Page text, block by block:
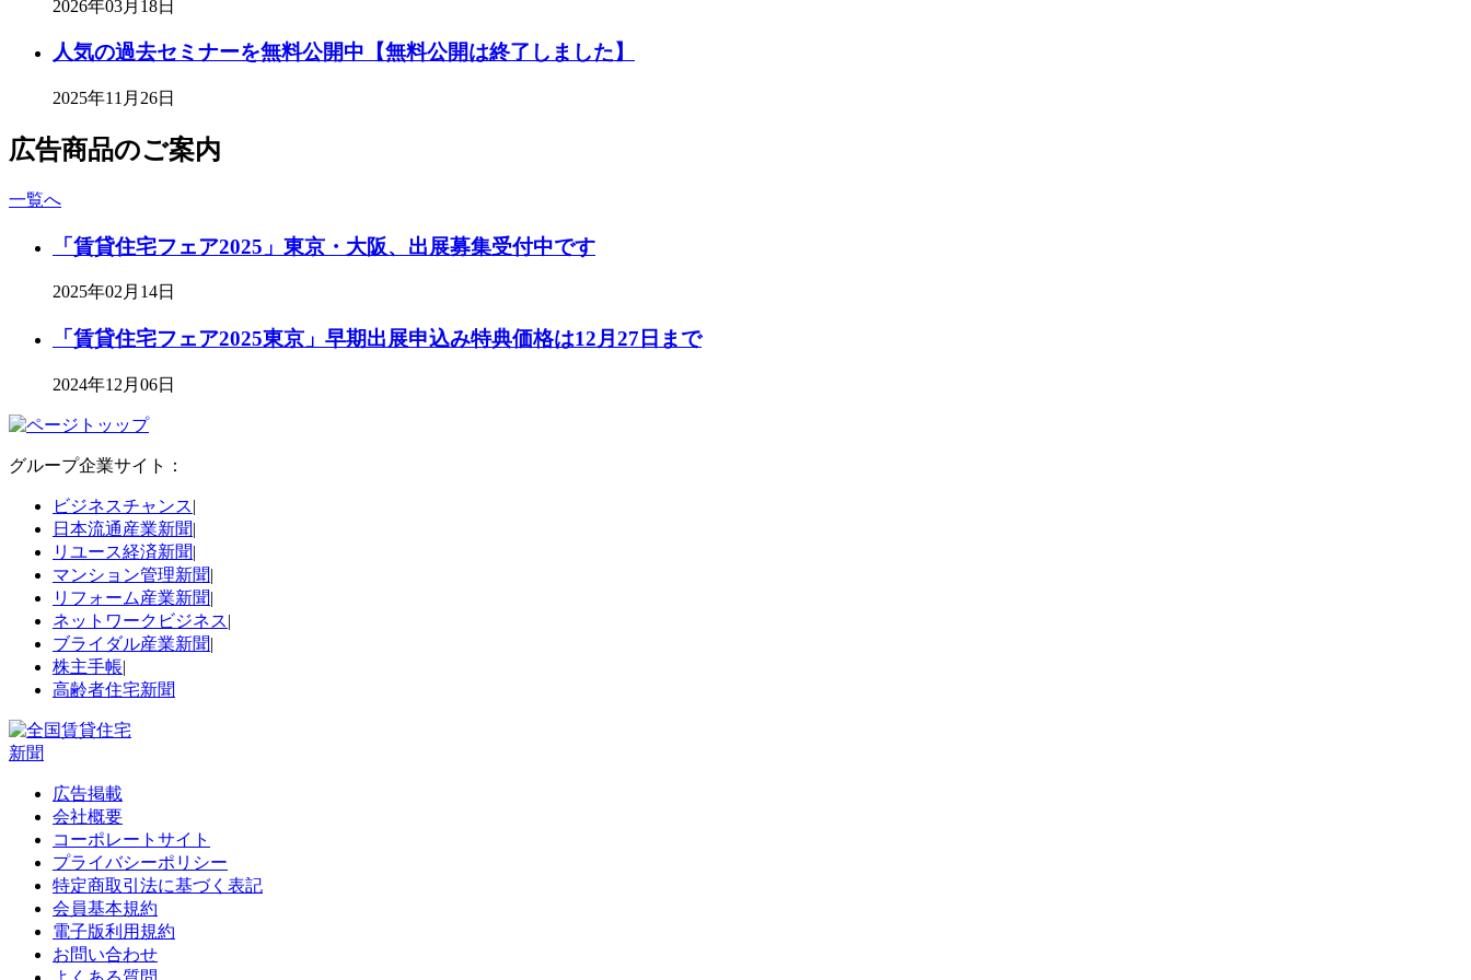
2026年03月18日
人気の過去セミナーを無料公開中【無料公開は終了しました】
2025年11月26日
広告商品のご案内
一覧へ
「賃貸住宅フェア2025」東京・大阪、出展募集受付中です
2025年02月14日
「賃貸住宅フェア2025東京」早期出展申込み特典価格は12月27日まで
2024年12月06日
グループ企業サイト：
ビジネスチャンス|
日本流通産業新聞|
リユース経済新聞|
マンション管理新聞|
リフォーム産業新聞|
ネットワークビジネス|
ブライダル産業新聞|
株主手帳|
高齢者住宅新聞
広告掲載
会社概要
コーポレートサイト
プライバシーポリシー
特定商取引法に基づく表記
会員基本規約
電子版利用規約
お問い合わせ